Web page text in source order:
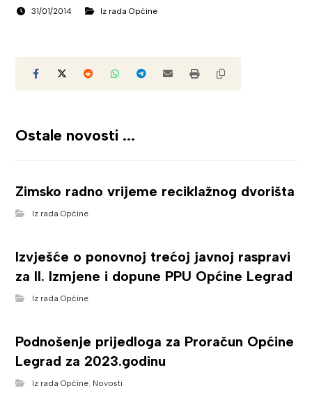
31/01/2014 Iz rada Općine
Ostale novosti ...
Zimsko radno vrijeme reciklažnog dvorišta
Iz rada Općine
Izvješće o ponovnoj trećoj javnoj raspravi
za II. Izmjene i dopune PPU Općine Legrad
Iz rada Općine
Podnošenje prijedloga za Proračun Općine
Legrad za 2023.godinu
Iz rada Općine, Novosti